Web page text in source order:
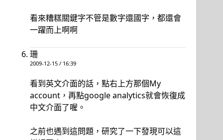
看來糟糕關鍵字不管是數字還國字，都還會
一躍而上啊啊
珊
2009-12-15 / 16:39
看到英文介面的話，點右上方那個My
account，再點google analytics就會恢復成
中文介面了喔。
之前也遇到這問題，研究了一下發現可以這